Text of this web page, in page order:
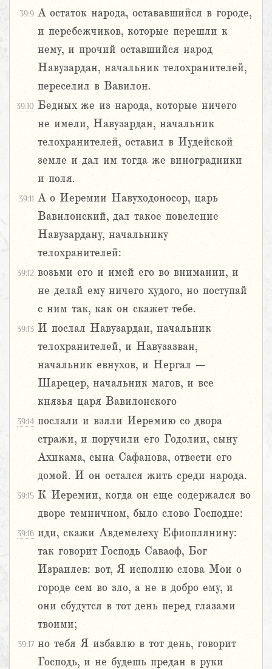
39:9 А остаток народа, остававшийся в городе,
и перебежчиков, которые перешли к
нему, и прочий оставшийся народ
Навузардан, начальник телохранителей,
переселил в Вавилон.
39:10 Бедных же из народа, которые ничего
не имели, Навузардан, начальник
телохранителей, оставил в Иудейской
земле и дал им тогда же виноградники
и поля.
39:11 А о Иеремии Навуходоносор, царь
Вавилонский, дал такое повеление
Навузардану, начальнику
телохранителей:
39:12 возьми его и имей его во внимании, и
не делай ему ничего худого, но поступай
с ним так, как он скажет тебе.
39:13 И послал Навузардан, начальник
телохранителей, и Навузазван,
начальник евнухов, и Нергал –
Шарецер, начальник магов, и все
князья царя Вавилонского
39:14 послали и взяли Иеремию со двора
стражи, и поручили его Годолии, сыну
Ахикама, сына Сафанова, отвести его
домой. И он остался жить среди народа.
39:15 К Иеремии, когда он еще содержался во
дворе темничном, было слово Господне:
39:16 иди, скажи Авдемелеху Ефиоплянину:
так говорит Господь Саваоф, Бог
Израилев: вот, Я исполню слова Мои о
городе сем во зло, а не в добро ему, и
они сбудутся в тот день перед глазами
твоими;
39:17 но тебя Я избавлю в тот день, говорит
Господь, и не будешь предан в руки